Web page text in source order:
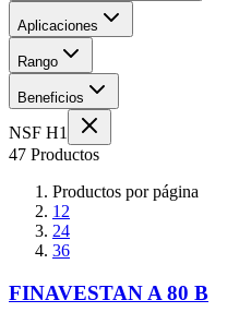
Aplicaciones
Rango
Beneficios
NSF H1
47 Productos
Productos por página
12
24
36
FINAVESTAN A 80 B